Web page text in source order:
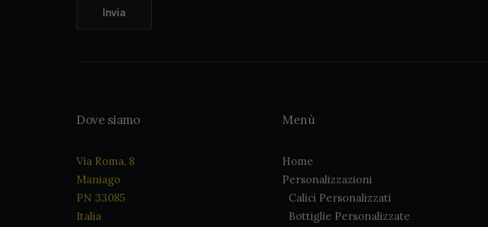
Dove siamo
Via Roma, 8
Maniago
PN 33085
Italia
Menù
Home
Personalizzazioni
Calici Personalizzati
Bottiglie Personalizzate